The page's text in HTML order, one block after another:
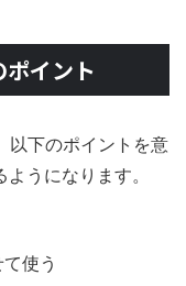
イント
以下のポイントを意
うになります。
使う